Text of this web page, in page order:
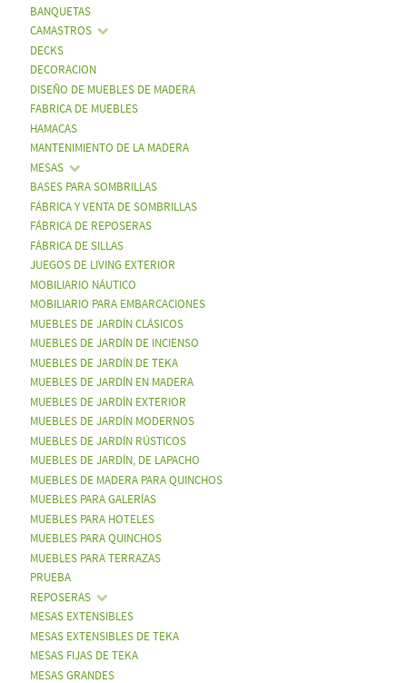
BANQUETAS
CAMASTROS
DECKS
DECORACION
DISEÑO DE MUEBLES DE MADERA
FABRICA DE MUEBLES
HAMACAS
MANTENIMIENTO DE LA MADERA
MESAS
BASES PARA SOMBRILLAS
FÁBRICA Y VENTA DE SOMBRILLAS
FÁBRICA DE REPOSERAS
FÁBRICA DE SILLAS
JUEGOS DE LIVING EXTERIOR
MOBILIARIO NÁUTICO
MOBILIARIO PARA EMBARCACIONES
MUEBLES DE JARDÍN CLÁSICOS
MUEBLES DE JARDÍN DE INCIENSO
MUEBLES DE JARDÍN DE TEKA
MUEBLES DE JARDÍN EN MADERA
MUEBLES DE JARDÍN EXTERIOR
MUEBLES DE JARDÍN MODERNOS
MUEBLES DE JARDÍN RÚSTICOS
MUEBLES DE JARDÍN, DE LAPACHO
MUEBLES DE MADERA PARA QUINCHOS
MUEBLES PARA GALERÍAS
MUEBLES PARA HOTELES
MUEBLES PARA QUINCHOS
MUEBLES PARA TERRAZAS
PRUEBA
REPOSERAS
MESAS EXTENSIBLES
MESAS EXTENSIBLES DE TEKA
MESAS FIJAS DE TEKA
MESAS GRANDES